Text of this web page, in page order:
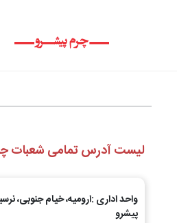
لیست آدرس تمامی شعبات چرم
واحد اداری :ارومیه، خیام جنوبی،
پیشرو